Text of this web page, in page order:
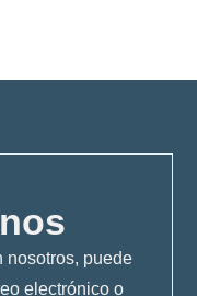
nosotros, puede
electrónico o